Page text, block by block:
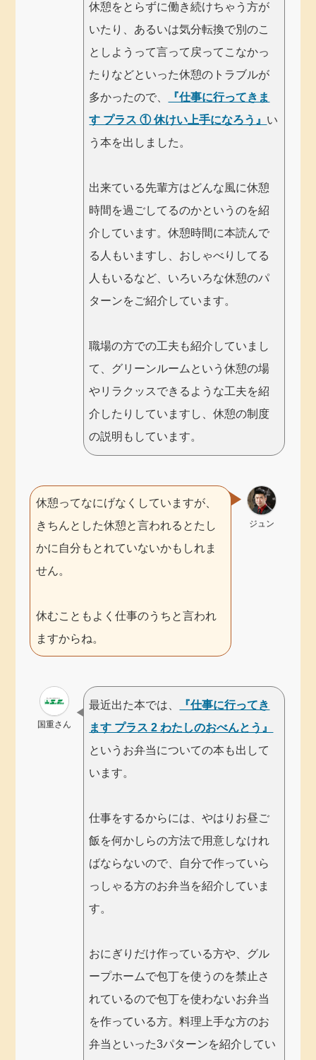
休憩をとらずに働き続けちゃう方が
いたり、あるいは気分転換で別のこ
としようって言って戻ってこなかっ
たりなどといった休憩のトラブルが
多かったので、
『仕事に行ってきま
す プラス ① 休けい上手になろう』 い
う本を出しました。
出来ている先輩方はどんな風に休憩
時間を過ごしてるのかというのを紹
介しています。休憩時間に本読んで
る人もいますし、おしゃべりしてる
人もいるなど、いろいろな休憩のパ
ターンをご紹介しています。
職場の方での工夫も紹介していまし
て、グリーンルームという休憩の場
やリラクッスできるような工夫を紹
介したりしていますし、休憩の制度
の説明もしています。
ジュン
休憩ってなにげなくしていますが、
きちんとした休憩と言われるとたし
かに自分もとれていないかもしれま
せん。
休むこともよく仕事のうちと言われ
ますからね。
国重さん
最近出た本では、
『仕事に行ってき
ます プラス 2 わたしのおべんとう』
というお弁当についての本も出して
います。
仕事をするからには、やはりお昼ご
飯を何かしらの方法で用意しなけれ
ばならないので、自分で作っていら
っしゃる方のお弁当を紹介していま
す。
おにぎりだけ作っている方や、グル
ープホームで包丁を使うのを禁止さ
れているので包丁を使わないお弁当
を作っている方。料理上手な方のお
弁当といった3パターンを紹介してい